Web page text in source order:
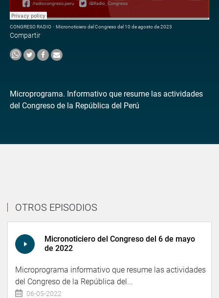
CONGRESO RADIO · Micronoticiero del Congreso del 10 de agosto de 2023
Compartir
Microprograma. Informativo que resume las actividades
del Congreso de la República del Perú
OTROS EPISODIOS
Micronoticiero del Congreso del 6 de mayo
de 2022
Microprograma informativo que resume las actividades
del Congreso de la República del...
06-05-2022